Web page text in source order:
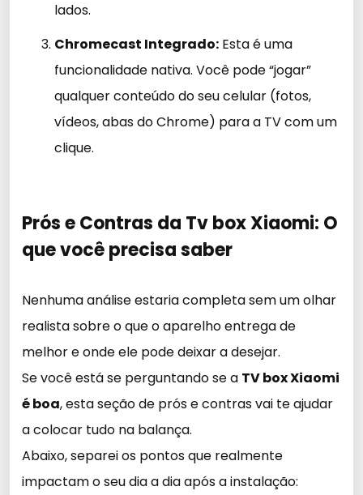
lados.
Chromecast Integrado: Esta é uma
funcionalidade nativa. Você pode “jogar”
qualquer conteúdo do seu celular (fotos,
vídeos, abas do Chrome) para a TV com um
clique.
Prós e Contras da Tv box Xiaomi: O
que você precisa saber
Nenhuma análise estaria completa sem um olhar
realista sobre o que o aparelho entrega de
melhor e onde ele pode deixar a desejar.
Se você está se perguntando se a TV box Xiaomi
é boa, esta seção de prós e contras vai te ajudar
a colocar tudo na balança.
Abaixo, separei os pontos que realmente
impactam o seu dia a dia após a instalação: